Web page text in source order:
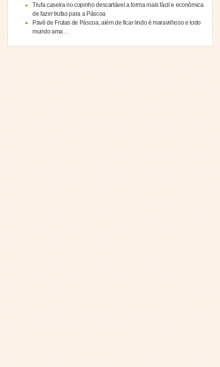
Trufa caseira no copinho descartável a forma mais fácil e econômica
de fazer trufas para a Páscoa
Pavê de Frutas de Páscoa, além de ficar lindo é maravilhoso e todo
mundo ama…